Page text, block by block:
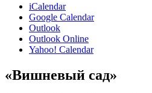
iCalendar
Google Calendar
Outlook
Outlook Online
Yahoo! Calendar
«Вишневый сад»